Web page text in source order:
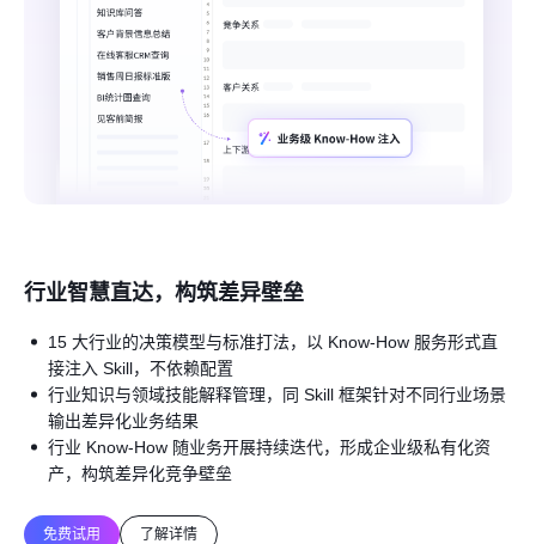
行业智慧直达，构筑差异壁垒
15 大行业的决策模型与标准打法，以 Know-How 服务形式直
接注入 Skill，不依赖配置
行业知识与领域技能解释管理，同 Skill 框架针对不同行业场景
输出差异化业务结果
行业 Know-How 随业务开展持续迭代，形成企业级私有化资
产，构筑差异化竞争壁垒
免费试用 了解详情